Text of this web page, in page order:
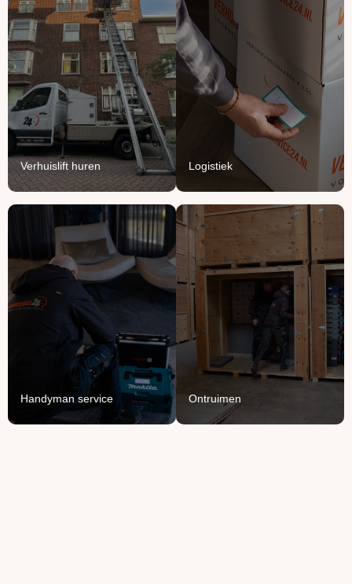
Verhuislift huren
Verhuislift
huren
Breng je verhuizing naar
grote hoogte met onze
verhuisliften.
Lees Meer
Logistiek
Logistiek
We vullen onze vrachten
aan met jouw meubels en
producten.
Handyman service
Handyman
service
Voor het ophangen,
monteren en demonteren
van je spullen.
Lees Meer
Ontruimen
Ontruimen
Opruimen of ontruimen:
van knusse flat tot groot
bedrijfspand.
Lees Meer